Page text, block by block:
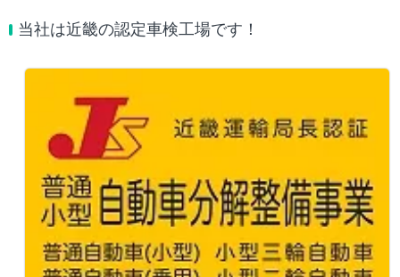
当社は近畿の認定車検工場です！